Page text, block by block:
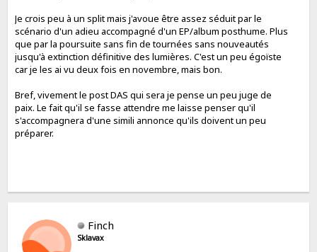
Je crois peu à un split mais j'avoue être assez séduit par le
scénario d'un adieu accompagné d'un EP/album posthume. Plus
que par la poursuite sans fin de tournées sans nouveautés
jusqu'à extinction définitive des lumières. C'est un peu égoïste
car je les ai vu deux fois en novembre, mais bon.
Bref, vivement le post DAS qui sera je pense un peu juge de
paix. Le fait qu'il se fasse attendre me laisse penser qu'il
s'accompagnera d'une simili annonce qu'ils doivent un peu
préparer.
Finch
Sklavax